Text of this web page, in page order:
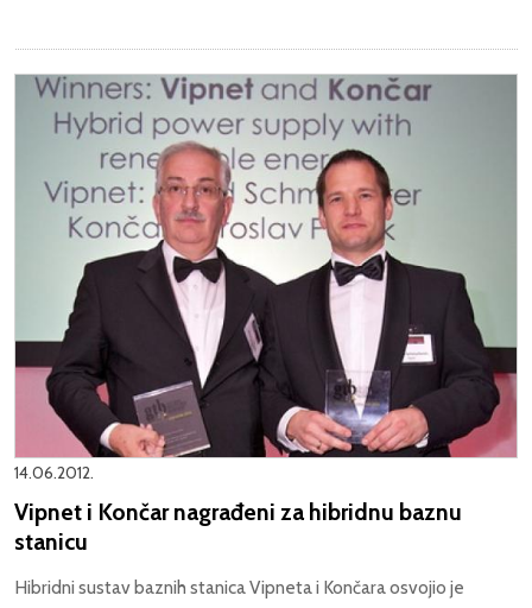
14.06.2012.
Vipnet i Končar nagrađeni za hibridnu baznu
stanicu
Hibridni sustav baznih stanica Vipneta i Končara osvojio je